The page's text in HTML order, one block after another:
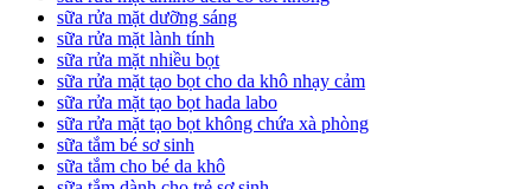
sữa rửa mặt dưỡng sáng
sữa rửa mặt lành tính
sữa rửa mặt nhiều bọt
sữa rửa mặt tạo bọt cho da khô nhạy cảm
sữa rửa mặt tạo bọt hada labo
sữa rửa mặt tạo bọt không chứa xà phòng
sữa tắm bé sơ sinh
sữa tắm cho bé da khô